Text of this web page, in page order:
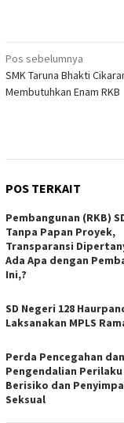
Navigasi
pos
Pos sebelumnya
SMK Taruna Bhakti
Membutuhkan Enam RKB
POS TERKAIT
Pembangunan (RKB)
Tanpa Papan Proyek,
Transparansi
Ada Apa dengan
Ini,?
SD Negeri 128
Laksanakan MPLS
Perda Pencegahan dan
Pengendalian
Berisiko dan
Seksual